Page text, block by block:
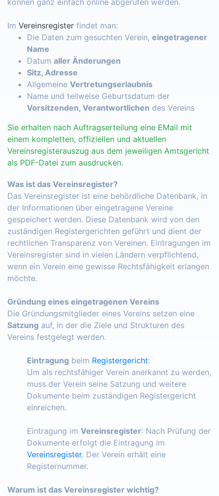
Im Vereinsregister findet man:
Die Daten zum gesuchten Verein, eingetragener
Name
Datum aller Änderungen
Sitz, Adresse
Allgemeine Vertretungserlaubnis
Name und teilweise Geburtsdatum der
Vorsitzenden, Verantwortlichen des Vereins
Sie erhalten nach Auftragserteilung eine EMail mit
einem kompletten, offiziellen und aktuellen
Vereinsregisterauszug aus dem jeweiligen Amtsgericht
als PDF-Datei zum ausdrucken.
Was ist das Vereinsregister?
Das Vereinsregister ist eine behördliche Datenbank, in
der Informationen über eingetragene Vereine
gespeichert werden. Diese Datenbank wird von den
zuständigen Registergerichten geführt und dient der
rechtlichen Transparenz von Vereinen. Eintragungen im
Vereinsregister sind in vielen Ländern verpflichtend,
wenn ein Verein eine gewisse Rechtsfähigkeit erlangen
möchte.
Gründung eines eingetragenen Vereins
Die Gründungsmitglieder eines Vereins setzen eine
Satzung auf, in der die Ziele und Strukturen des
Vereins festgelegt werden.
Eintragung beim Registergericht:
Um als rechtsfähiger Verein anerkannt zu werden,
muss der Verein seine Satzung und weitere
Dokumente beim zuständigen Registergericht
einreichen.
Eintragung im Vereinsregister: Nach Prüfung der
Dokumente erfolgt die Eintragung im
Vereinsregister. Der Verein erhält eine
Registernummer.
Warum ist das Vereinsregister wichtig?